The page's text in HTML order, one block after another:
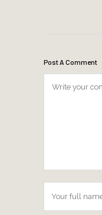
Post A Comment